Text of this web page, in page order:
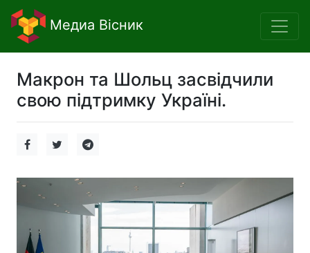
Медиа Вісник
Макрон та Шольц засвідчили
свою підтримку Україні.